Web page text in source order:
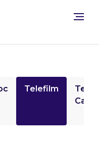
Telefilm